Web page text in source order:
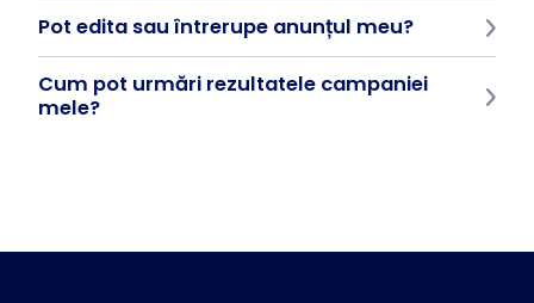
în termen de 24 de ore.
Pot edita sau întrerupe anunțul meu?
anunțul dvs. în orice moment - astfel încât să aveți control deplin
asupra bugetului dvs.
Cum pot urmări rezultatele campaniei
mele?